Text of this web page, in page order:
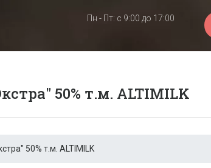
Пн - Пт: с 9:00 до 17:00
50% т.м. ALTIMILK
50% т.м. ALTIMILK